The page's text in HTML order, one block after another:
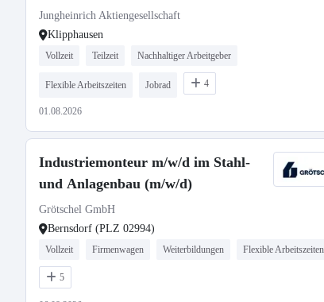
Jungheinrich Aktiengesellschaft
Klipphausen
Vollzeit Teilzeit Nachhaltiger Arbeitgeber
Flexible Arbeitszeiten Jobrad 4
01.08.2026
Industriemonteur m/w/d im Stahl-
und Anlagenbau (m/w/d)
Grötschel GmbH
Bernsdorf (PLZ 02994)
Vollzeit Firmenwagen Weiterbildungen Flexible Arbeitszeiten
5